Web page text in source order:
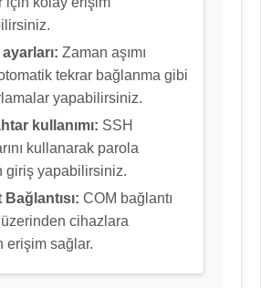
Zaman aşımı
tekrar bağlanma gibi
yapabilirsiniz.
kullanımı: SSH
kullanarak parola
giriş yapabilirsiniz.
COM bağlantı
üzerinden cihazlara
erişim sağlar.